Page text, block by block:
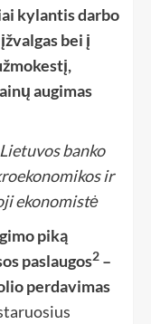
kylantis darbo
bei į
augimas
banko
ir
ekonomistė
piką
paslaugos2 –
perdavimas